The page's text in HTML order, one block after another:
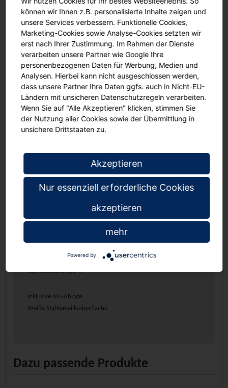
Die Tafel ist mit einer durchgehenden Aluminium-Ablage
ausgestattet.
Die Lieferung erfolgt in den von Ihnen gewünschten Raum. Zum
Lieferumfang
gehört das Montagematerial und eine Aufbauanleitung.
Auf Wunsch kann, gegen Aufpreis, die Tafel fachgerecht montiert
werden.
Details zum Produkt:
mit trocken abwischbaren Stiften beschreibbar und
stabiler Aluminiumrahmen
mit Aluminiumablage
Lieferung in den gewünschten Raum
Maße:
Arbeitsfläche (B/H): 130x100 cm
Schreibfläche: 1,3 m²
Inklusive Alu-Ablage
Weiße Stahlemailleoberfläche
.
Dazu passende Produkte
können wir Ihnen z.B. personalisierte Inhalte zeigen und
unsere Services verbessern. Funktionelle Cookies,
Marketing-Cookies sowie Analyse-Cookies setzten wir
erst nach Ihrer Zustimmung. Im Rahmen der Dienste
verarbeiten unsere Partner wie Google Ihre
personenbezogenen Daten für Werbung, Medien und
Analysen. Hierbei kann nicht ausgeschlossen werden,
dass unsere Partner Ihre Daten ggfs. auch in Nicht-EU-
Ländern mit unsicheren Datenschutzregeln verarbeiten.
Wenn Sie auf "Alle Akzeptieren" klicken, stimmen Sie
der Nutzung aller Cookies sowie der Übermittlung in
unsichere Drittstaaten zu.
Akzeptieren
Nur essenziell erforderliche Cookies
akzeptieren
mehr
Powered by